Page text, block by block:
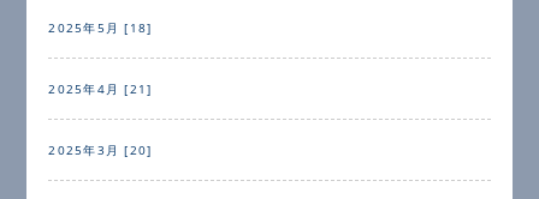
2025年5月 [18]
2025年4月 [21]
2025年3月 [20]